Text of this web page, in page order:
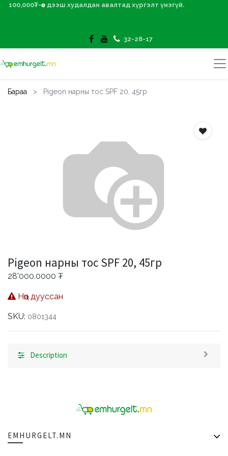
100,000₮-өөс дээш худалдан авалтад хүргэлт үнэгүй.
32-28-17
Бараа Pigeon нарны тос SPF 20, 45гр
Pigeon нарны тос SPF 20, 45гр
28'000.0000 ₮
Нөөц дууссан
SKU: 0801344
Description
EMHURGELT.MN